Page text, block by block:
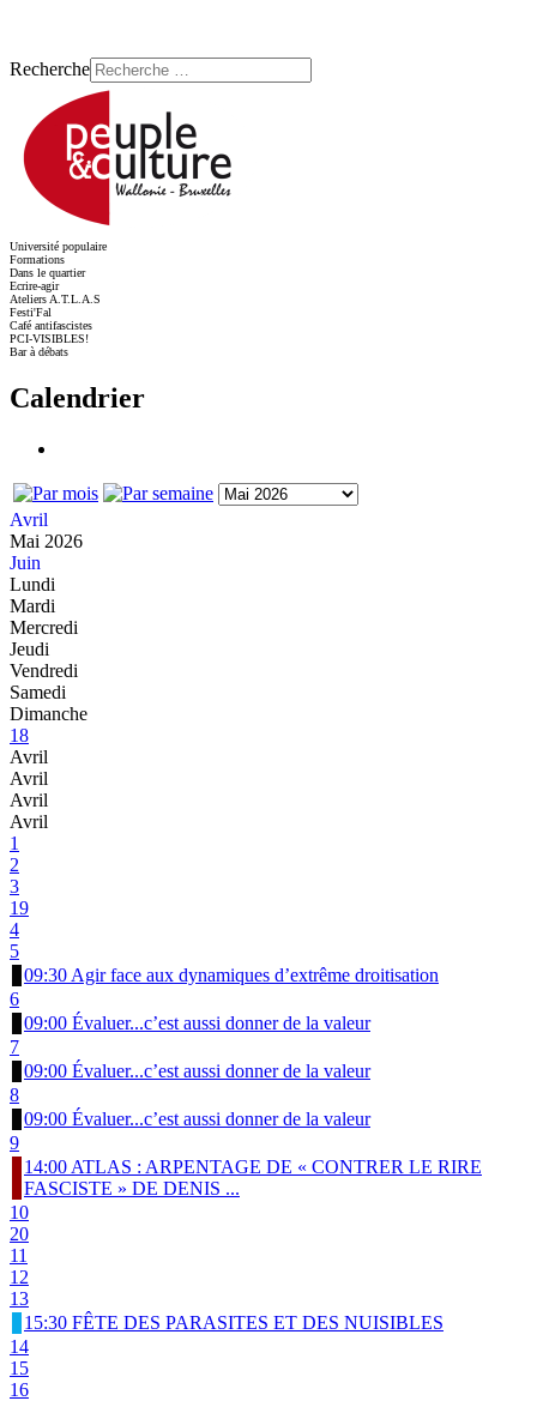
Recherche
Université populaire
Formations
Dans le quartier
Ecrire-agir
Ateliers A.T.L.A.S
Festi'Fal
Café antifascistes
PCI-VISIBLES!
Bar à débats
Calendrier
Avril
Mai 2026
Juin
Lundi
Mardi
Mercredi
Jeudi
Vendredi
Samedi
Dimanche
18
Avril
Avril
Avril
Avril
1
2
3
19
4
5
09:30 Agir face aux dynamiques d’extrême droitisation
6
09:00 Évaluer...c’est aussi donner de la valeur
7
09:00 Évaluer...c’est aussi donner de la valeur
8
09:00 Évaluer...c’est aussi donner de la valeur
9
14:00 ATLAS : ARPENTAGE DE « CONTRER LE RIRE
FASCISTE » DE DENIS ...
10
20
11
12
13
15:30 FÊTE DES PARASITES ET DES NUISIBLES
14
15
16